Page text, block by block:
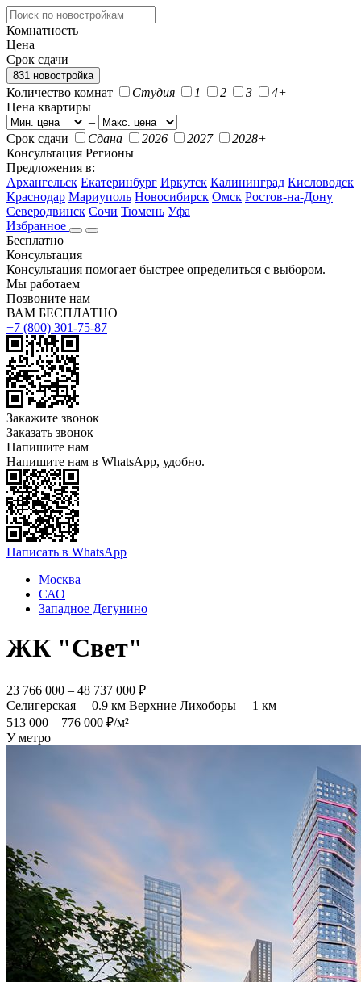
Комнатность
Цена
Срок сдачи
831 новостройка
Количество комнат Студия 1 2 3
4+
Цена квартиры
–
Срок сдачи
Сдана 2026 2027
2028+
Консультация Регионы
Предложения в:
Архангельск Екатеринбург Иркутск Калининград Кисловодск
Краснодар Мариуполь Новосибирск Омск Ростов-на-Дону
Северодвинск Сочи Тюмень Уфа
Избранное
Бесплатно
Консультация
Консультация помогает быстрее определиться с выбором.
Мы работаем
Позвоните нам
ВАМ БЕСПЛАТНО
+7 (800) 301-75-87
Закажите звонок
Заказать звонок
Напишите нам
Напишите нам в WhatsApp, удобно.
Написать в WhatsApp
Москва
САО
Западное Дегунино
ЖК "Свет"
23 766 000 – 48 737 000 ₽
Селигерская – 0.9 км Верхние Лихоборы – 1 км
513 000 – 776 000 ₽/м²
У метро